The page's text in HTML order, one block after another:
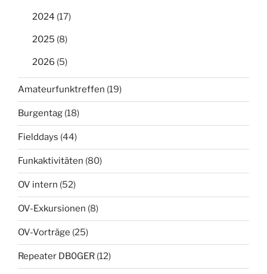
2024 (17)
2025 (8)
2026 (5)
Amateurfunktreffen (19)
Burgentag (18)
Fielddays (44)
Funkaktivitäten (80)
OV intern (52)
OV-Exkursionen (8)
OV-Vorträge (25)
Repeater DB0GER (12)